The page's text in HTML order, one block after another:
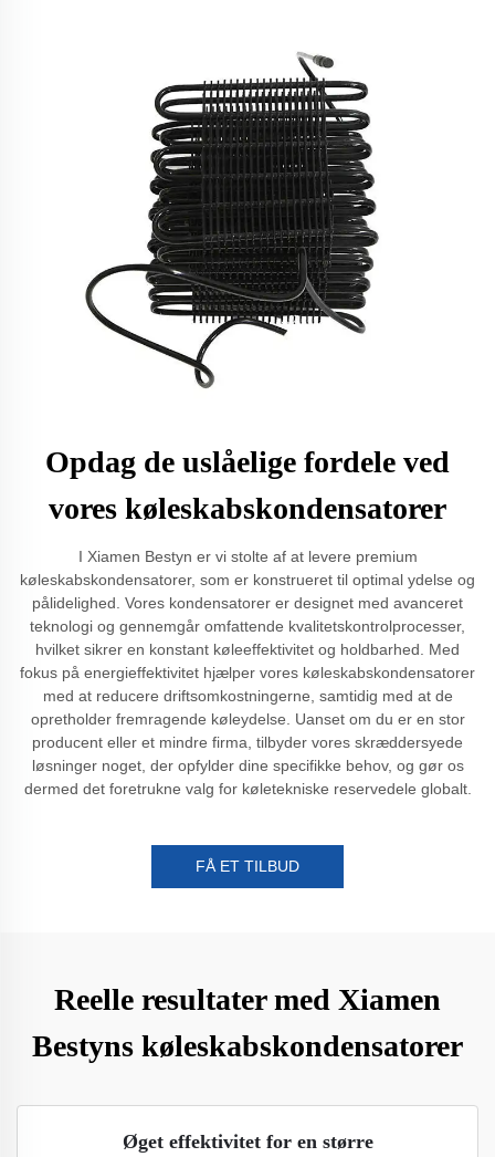
Opdag de uslåelige fordele ved
vores køleskabskondensatorer
I Xiamen Bestyn er vi stolte af at levere premium
køleskabskondensatorer, som er konstrueret til optimal ydelse og
pålidelighed. Vores kondensatorer er designet med avanceret
teknologi og gennemgår omfattende kvalitetskontrolprocesser,
hvilket sikrer en konstant køleeffektivitet og holdbarhed. Med
fokus på energieffektivitet hjælper vores køleskabskondensatorer
med at reducere driftsomkostningerne, samtidig med at de
opretholder fremragende køleydelse. Uanset om du er en stor
producent eller et mindre firma, tilbyder vores skræddersyede
løsninger noget, der opfylder dine specifikke behov, og gør os
dermed det foretrukne valg for køletekniske reservedele globalt.
FÅ ET TILBUD
Reelle resultater med Xiamen
Bestyns køleskabskondensatorer
Øget effektivitet for en større